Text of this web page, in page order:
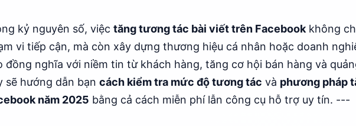
kỷ nguyên số, việc tăng tương tác bài viết trên Facebook không
vi tiếp cận, mà còn xây dựng thương hiệu cá nhân hoặc doanh
đồng nghĩa với niềm tin từ khách hàng, tăng cơ hội bán hàng và
sẽ hướng dẫn bạn cách kiểm tra mức độ tương tác và phương pháp
năm 2025 bằng cả cách miễn phí lẫn công cụ hỗ trợ uy tín. ---